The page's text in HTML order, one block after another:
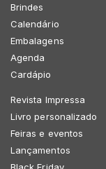
Brindes
Calendário
Embalagens
Agenda
Cardápio
Revista Impressa
Livro personalizado
Feiras e eventos
Lançamentos
Black Friday